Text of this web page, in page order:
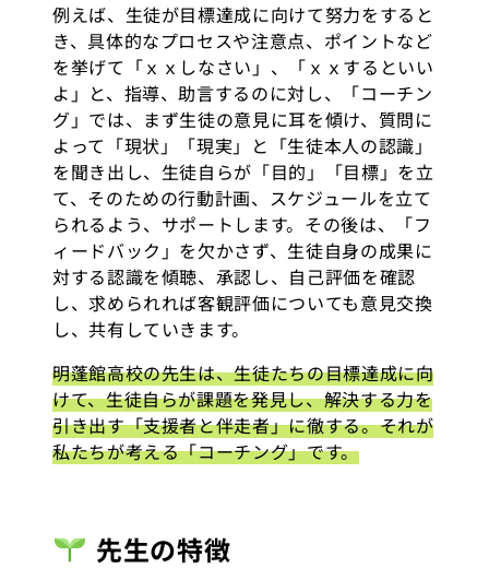
例えば、生徒が目標達成に向けて努力をすると
き、具体的なプロセスや注意点、ポイントなど
を挙げて「ｘｘしなさい」、「ｘｘするといい
よ」と、指導、助言するのに対し、「コーチン
グ」では、まず生徒の意見に耳を傾け、質問に
よって「現状」「現実」と「生徒本人の認識」
を聞き出し、生徒自らが「目的」「目標」を立
て、そのための行動計画、スケジュールを立て
られるよう、サポートします。その後は、「フ
ィードバック」を欠かさず、生徒自身の成果に
対する認識を傾聴、承認し、自己評価を確認
し、求められれば客観評価についても意見交換
し、共有していきます。
明蓬館高校の先生は、生徒たちの目標達成に向
けて、生徒自らが課題を発見し、解決する力を
引き出す「支援者と伴走者」に徹する。それが
私たちが考える「コーチング」です。
先生の特徴